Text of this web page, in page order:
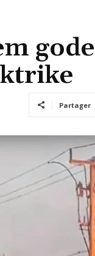
Partager